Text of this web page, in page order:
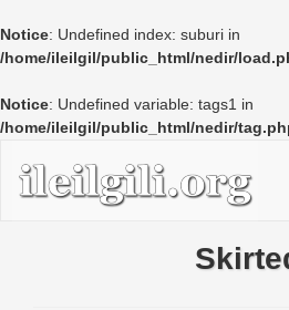
Notice: Undefined index: suburi in
/home/ileilgil/public_html/nedir/
Notice: Undefined variable: tags1 in
/home/ileilgil/public_html/nedir/